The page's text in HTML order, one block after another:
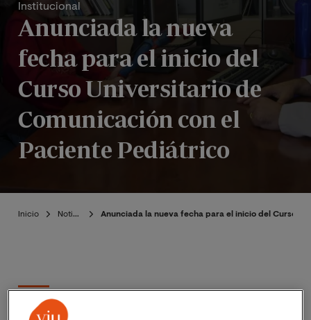
Institucional
Anunciada la nueva
fecha para el inicio del
Curso Universitario de
Comunicación con el
Paciente Pediátrico
Inicio Noticias Anunciada la nueva fecha para el inicio del Curso
Publicado: